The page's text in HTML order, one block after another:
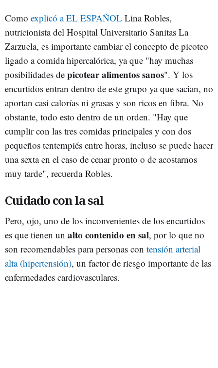
Como explicó a EL ESPAÑOL Lina Robles,
nutricionista del Hospital Universitario Sanitas La
Zarzuela, es importante cambiar el concepto de picoteo
ligado a comida hipercalórica, ya que "hay muchas
posibilidades de picotear alimentos sanos". Y los
encurtidos entran dentro de este grupo ya que sacian, no
aportan casi calorías ni grasas y son ricos en fibra. No
obstante, todo esto dentro de un orden. "Hay que
cumplir con las tres comidas principales y con dos
pequeños tentempiés entre horas, incluso se puede hacer
una sexta en el caso de cenar pronto o de acostarnos
muy tarde", recuerda Robles.
Cuidado con la sal
Pero, ojo, uno de los inconvenientes de los encurtidos
es que tienen un alto contenido en sal, por lo que no
son recomendables para personas con tensión arterial
alta (hipertensión), un factor de riesgo importante de las
enfermedades cardiovasculares.